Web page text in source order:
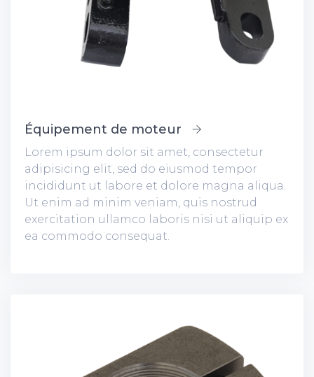
Équipement de moteur
Lorem ipsum dolor sit amet, consectetur
adipisicing elit, sed do eiusmod tempor
incididunt ut labore et dolore magna aliqua.
Ut enim ad minim veniam, quis nostrud
exercitation ullamco laboris nisi ut aliquip ex
ea commodo consequat.